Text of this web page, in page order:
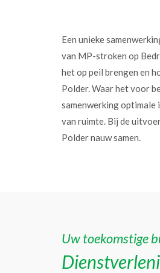
Een unieke
van MP-stroken op
het op peil brengen en
Polder. Waar het voor
samenwerking optimale
van ruimte. Bij de
Polder nauw samen.
Uw toekomstige